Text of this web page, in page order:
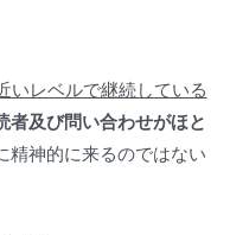
いレベルで継続している
者及び問い合わせがほと
精神的に来るのではない